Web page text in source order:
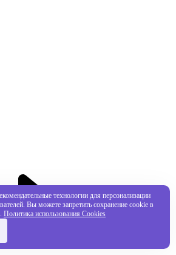
технологии для персонализации
Вы можете запретить сохранение cookie в
Политика использования Cookies